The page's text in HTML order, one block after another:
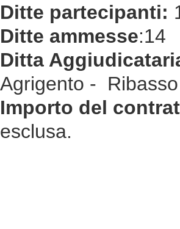
Ditte partecipanti:
Ditte ammesse:14
Ditta
Agrigento -
Importo del
esclusa.